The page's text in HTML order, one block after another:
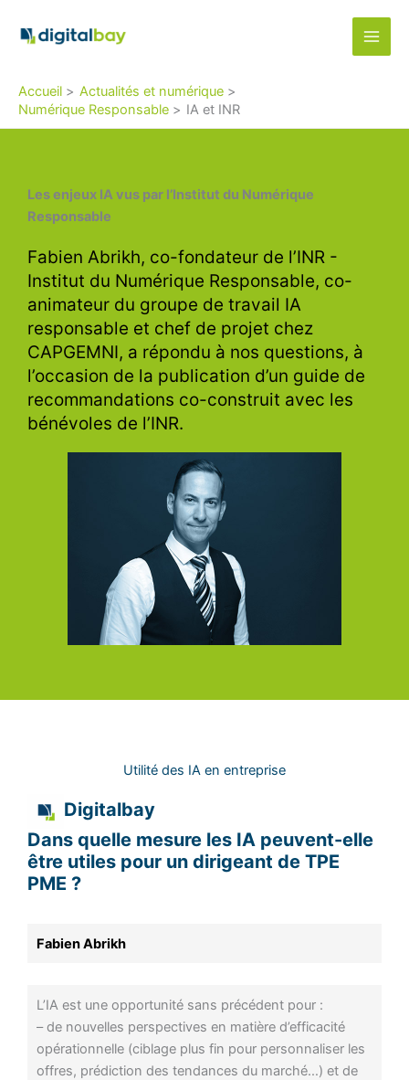
Accueil
Actualités et numérique
Numérique Responsable
IA et INR
Les enjeux IA vus par l’Institut du Numérique
Responsable
Fabien Abrikh, co-fondateur de l’INR -
Institut du Numérique Responsable, co-
animateur du groupe de travail IA
responsable et chef de projet chez
CAPGEMNI, a répondu à nos questions, à
l’occasion de la publication d’un guide de
recommandations co-construit avec les
bénévoles de l’INR.
Utilité des IA en entreprise
Digitalbay
Dans quelle mesure les IA peuvent-elle
être utiles pour un dirigeant de TPE
PME ?
Fabien Abrikh
L’IA est une opportunité sans précédent pour :
– de nouvelles perspectives en matière d’efficacité
opérationnelle (ciblage plus fin pour personnaliser les
offres, prédiction des tendances du marché…) et de